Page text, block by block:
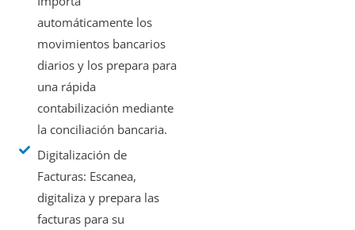
automáticamente los
movimientos bancarios
diarios y los prepara para
una rápida
contabilización mediante
la conciliación bancaria.
Digitalización de
Facturas: Escanea,
digitaliza y prepara las
facturas para su